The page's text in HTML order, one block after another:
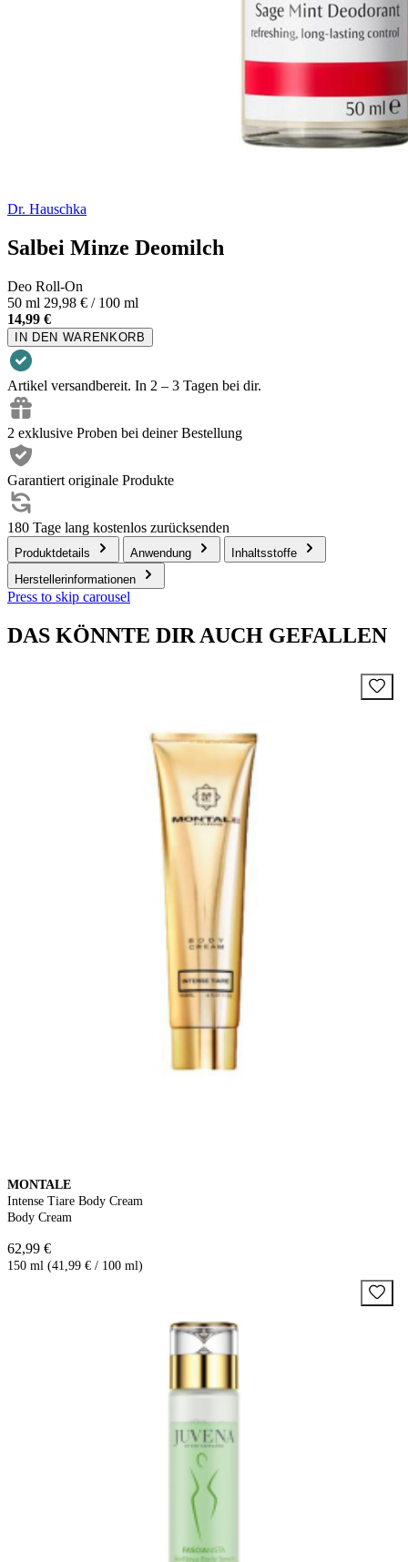
Dr. Hauschka
Salbei Minze Deomilch
Deo Roll-On
50 ml 29,98 € / 100 ml
14,99 €
IN DEN WARENKORB
Artikel versandbereit. In 2 – 3 Tagen bei dir.
2 exklusive Proben bei deiner Bestellung
Garantiert originale Produkte
180 Tage lang kostenlos zurücksenden
Produktdetails Anwendung
Inhaltsstoffe
Herstellerinformationen
Press to skip carousel
DAS KÖNNTE DIR AUCH GEFALLEN
MONTALE
Intense Tiare Body Cream
Body Cream
62,99 €
150 ml (41,99 € / 100 ml)